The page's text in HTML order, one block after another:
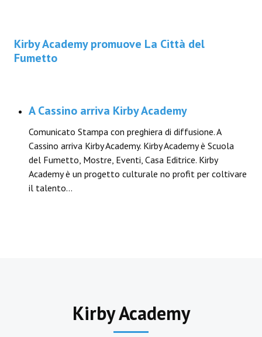
Kirby Academy promuove La Città del
Fumetto
A Cassino arriva Kirby Academy
Comunicato Stampa con preghiera di diffusione. A
Cassino arriva Kirby Academy. Kirby Academy è Scuola
del Fumetto, Mostre, Eventi, Casa Editrice. Kirby
Academy è un progetto culturale no profit per coltivare
il talento…
Kirby Academy